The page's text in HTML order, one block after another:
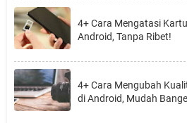
4+ Cara Mengatasi
Android, Tanpa Ribet!
4+ Cara Mengubah
di Android, Mudah